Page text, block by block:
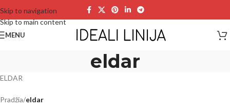
Skip to navigation
Skip to main content
MENU
eldar
ELDAR
Pradžia/eldar